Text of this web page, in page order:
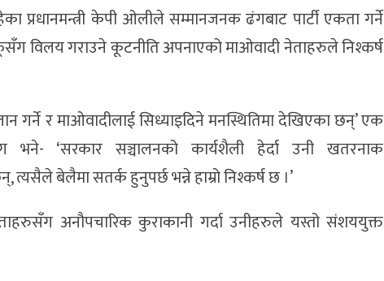
प्रधानमन्त्री केपी ओलीले सम्मानजनक ढंगबाट पार्टी एकता गर्ने
विलय गराउने कूटनीति अपनाएको माओवादी नेताहरुले निश्कर्ष
गर्ने र माओवादीलाई सिध्याइदिने मनस्थितिमा देखिएका छन्’ एक
भने- ‘सरकार सञ्चालनको कार्यशैली हेर्दा उनी खतरनाक
बेलैमा सतर्क हुनुपर्छ भन्ने हाम्रो निश्कर्ष छ ।’
अनौपचारिक कुराकानी गर्दा उनीहरुले यस्तो संशययुक्त